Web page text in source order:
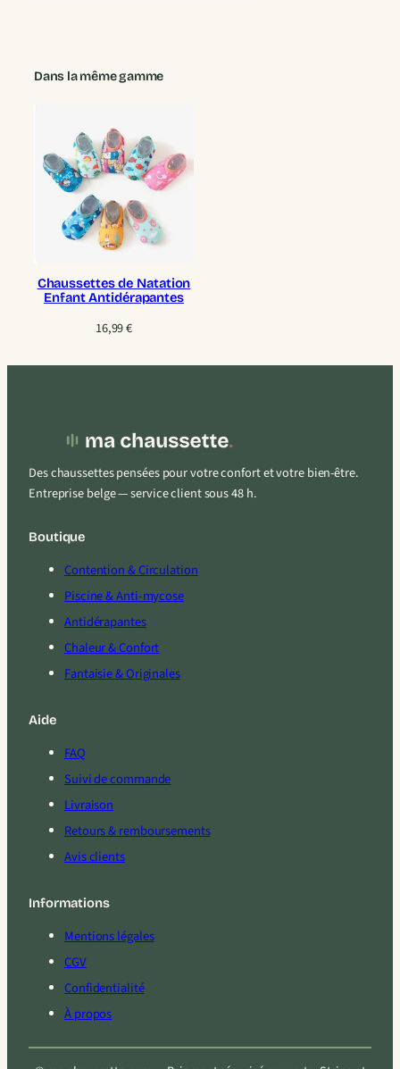
Dans la même gamme
Chaussettes de Natation
Enfant Antidérapantes
16,99€
Des chaussettes pensées pour votre confort et votre bien-être.
Entreprise belge — service client sous 48 h.
Boutique
Contention & Circulation
Piscine & Anti-mycose
Antidérapantes
Chaleur & Confort
Fantaisie & Originales
Aide
FAQ
Suivi de commande
Livraison
Retours & remboursements
Avis clients
Informations
Mentions légales
CGV
Confidentialité
À propos